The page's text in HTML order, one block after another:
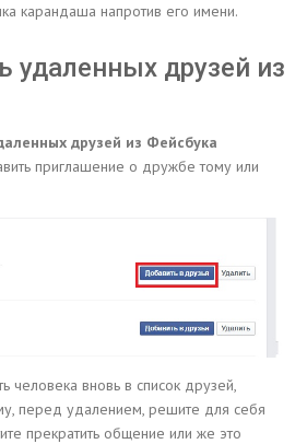
карандаша напротив его имени.
удаленных друзей из
друзей из Фейсбука
приглашение о дружбе тому или
человека вновь в список друзей,
перед удалением, решите для себя
прекратить общение или же это